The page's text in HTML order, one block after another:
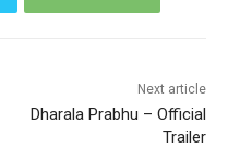
Next article
Dharala Prabhu – Official
Trailer